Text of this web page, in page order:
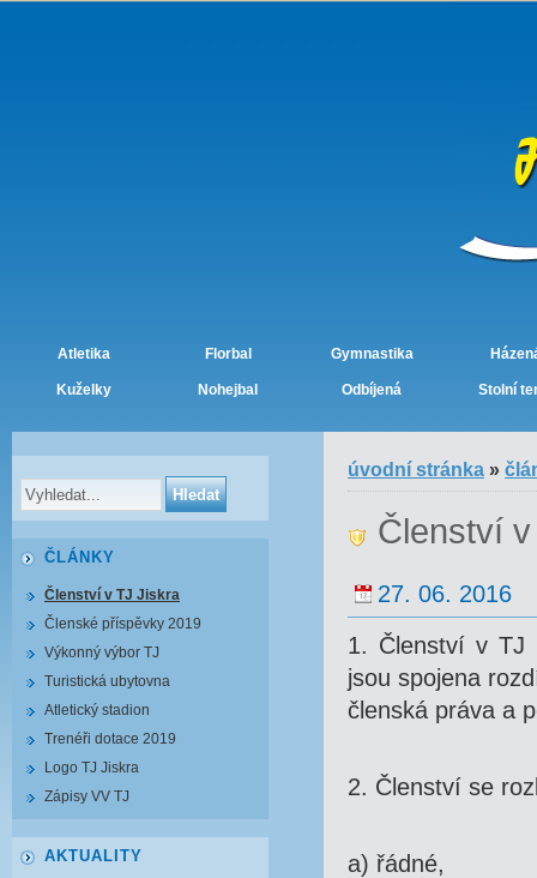
Atletika Florbal Gymnastika
Kuželky Nohejbal Odbíjená Stolní
úvodní stránka »
Členství
27. 06. 2016
1. Členství v TJ
jsou spojena
členská práva a
2. Členství se
a) řádné,
ČLÁNKY
Členství v TJ Jiskra
Členské příspěvky 2019
Výkonný výbor TJ
Turistická ubytovna
Atletický stadion
Trenéři dotace 2019
Logo TJ Jiskra
Zápisy VV TJ
AKTUALITY